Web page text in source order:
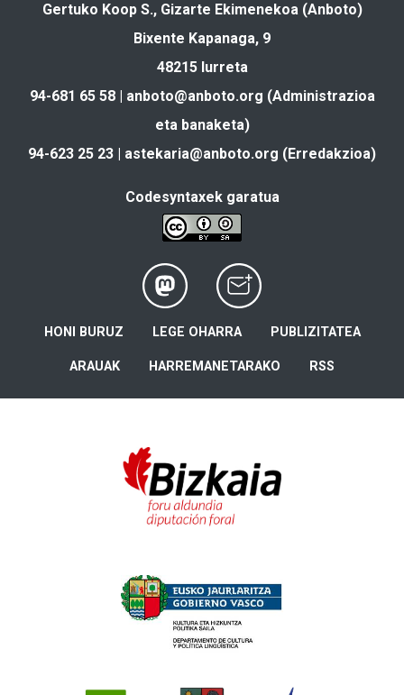
Gertuko Koop S., Gizarte Ekimenekoa (Anboto)
Bixente Kapanaga, 9
48215 Iurreta
94-681 65 58 | anboto@anboto.org (Administrazioa
eta banaketa)
94-623 25 23 | astekaria@anboto.org (Erredakzioa)
Codesyntaxek garatua
HONI BURUZ LEGE OHARRA PUBLIZITATEA
ARAUAK HARREMANETARAKO RSS